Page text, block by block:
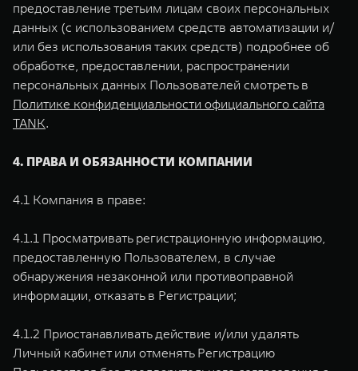
предоставление третьим лицам своих персональных
данных (с использованием средств автоматизации и/
или без использования таких средств) подробнее об
обработке, предоставлении, распространении
персональных данных Пользователей смотреть в
Политике конфиденциальности официального сайта
TANK.
4. ПРАВА И ОБЯЗАННОСТИ КОМПАНИИ
4.1 Компания в праве:
4.1.1 Просматривать регистрационную информацию,
предоставленную Пользователем, в случае
обнаружения незаконной или противоправной
информации, отказать в Регистрации;
4.1.2 Приостанавливать действие и/или удалять
Личный кабинет или отменять Регистрацию